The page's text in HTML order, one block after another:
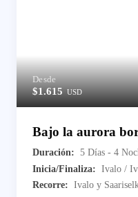
Desde
$1.615USD
Bajo la aurora
Duración: 5 Días - 4
Inicia/Finaliza: Ivalo /
Recorre: Ivalo y